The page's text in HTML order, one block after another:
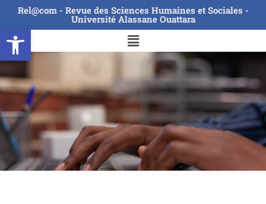
Ouvrir la barre d’outils
Rel@com - Revue des Sciences Humaines et Sociales -
Université Alassane Ouattara